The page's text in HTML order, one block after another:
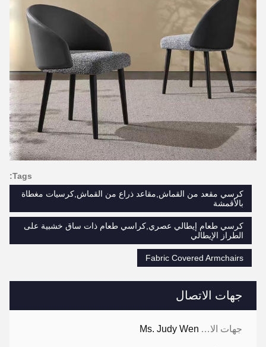
جهات الاتصال
جهات الاتصال: Ms. Judy Wen
Tags:
كرسي مقعد من القماش,مقاعد ذراع من القماش,كرسيات مغطاة
بالأقمشة
كرسي طعام إيطالي عصري,كراسي طعام ذات ساق خشبية على
الطراز الإيطالي
Fabric Covered Armchairs